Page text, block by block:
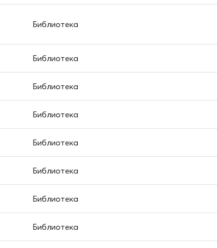
Библиотека
Библиотека
Библиотека
Библиотека
Библиотека
Библиотека
Библиотека
Библиотека